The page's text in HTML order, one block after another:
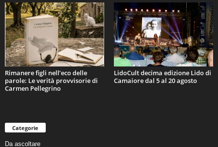
Rimanere figli nell’eco delle
parole: Le verità provvisorie di
Carmen Pellegrino
LidoCult decima edizione Lido di
Camaiore dal 5 al 20 agosto
Categorie
Da ascoltare